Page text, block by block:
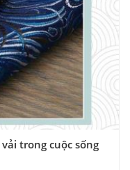
trong cuộc sống